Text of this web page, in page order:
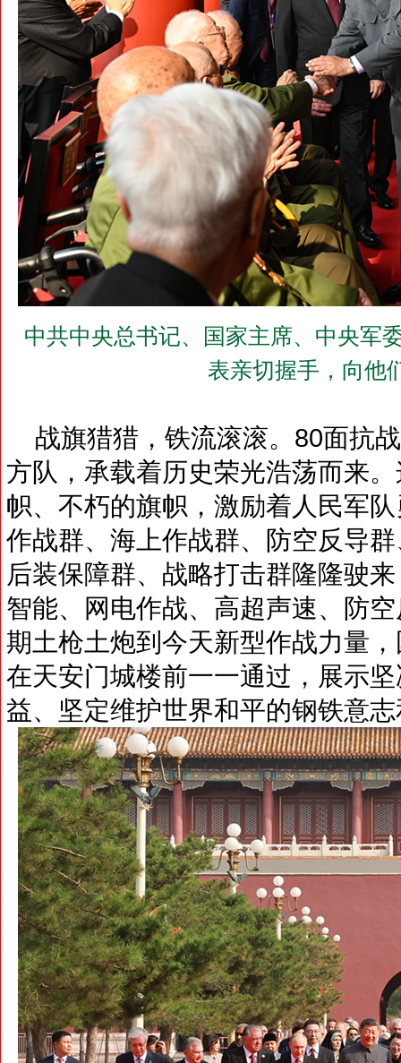
中共中央总书记、国家主席、中央军
表亲切握手，向他
战旗猎猎，铁流滚滚。80面抗
方队，承载着历史荣光浩荡而来
帜、不朽的旗帜，激励着人民军
作战群、海上作战群、防空反导
后装保障群、战略打击群隆隆驶
智能、网电作战、高超声速、防
期土枪土炮到今天新型作战力量
在天安门城楼前一一通过，展示
益、坚定维护世界和平的钢铁意